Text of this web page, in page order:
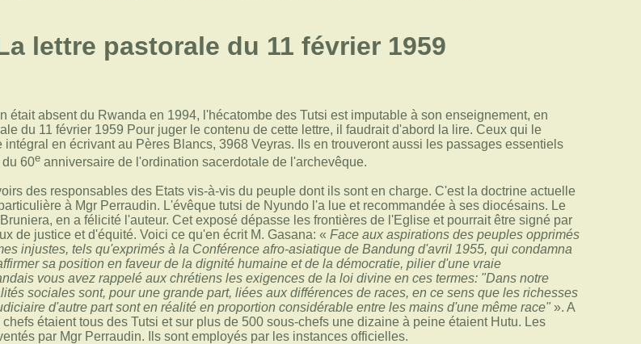
lettre pastorale du 11 février 1959
était absent du Rwanda en 1994, l'hécatombe des Tutsi est imputable à son enseignement, en
du 11 février 1959 Pour juger le contenu de cette lettre, il faudrait d'abord la lire. Ceux qui le
en écrivant au Pères Blancs, 3968 Veyras. Ils en trouveront aussi les passages essentiels
60e anniversaire de l'ordination sacerdotale de l'archevêque.
des responsables des Etats vis-à-vis du peuple dont ils sont en charge. C'est la doctrine actuelle
à Mgr Perraudin. L'évêque tutsi de Nyundo l'a lue et recommandée à ses diocésains. Le
en a félicité l'auteur. Cet exposé dépasse les frontières de l'Eglise et pourrait être signé par
de justice et d'équité. Voici ce qu'en écrit M. Gasana: «Face aux aspirations des peuples opprimés
injustes, tels qu'exprimés à la Conférence afro-asiatique de Bandung d'avril 1955, qui condamna
sa position en faveur de la dignité humaine et de la démocratie, pilier d'une vraie
vous avez rappelé aux chrétiens les exigences de la loi divine en ces termes: Dans notre
sociales sont, pour une grande part, liées aux différences de races, en ce sens que les richesses
d'autre part sont en réalité en proportion considérable entre les mains d'une même race
». A
étaient tous des Tutsi et sur plus de 500 sous-chefs une dizaine à peine étaient Hutu. Les
par Mgr Perraudin. Ils sont employés par les instances officielles.